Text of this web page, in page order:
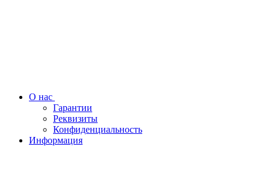
О нас
Гарантии
Реквизиты
Конфиденциальность
Информация